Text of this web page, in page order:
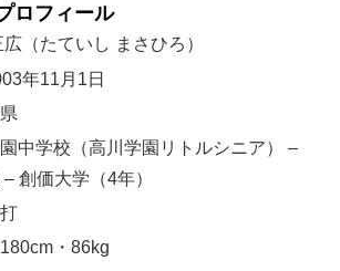
ロフィール
（たていし まさひろ）
年11月1日
中学校（高川学園リトルシニア） –
創価大学（4年）
・86kg